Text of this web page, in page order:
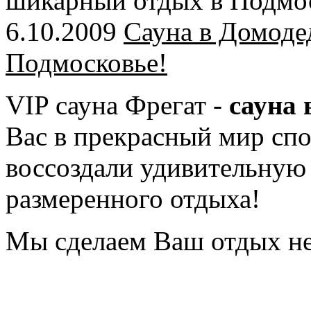
6.10.2009 Сауна в
Подмосковье!
VIP сауна Фрегат - сауна
Вас в прекрасный мир
воссоздали
размеренного отдыха!
Мы сделаем Ваш отдых